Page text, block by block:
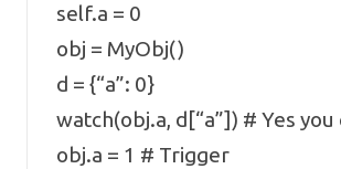
self.a = 0
obj = MyObj()
d = {“a”: 0}
watch(obj.a, d[“a”]) # Yes you
obj.a = 1 # Trigger